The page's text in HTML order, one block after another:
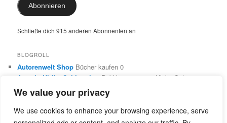
We value your privacy
We use cookies to enhance your browsing experience, serve
Abonnieren
Schließe dich 915 anderen Abonnenten an
BLOGROLL
Autorenwelt Shop Bücher kaufen 0
Autorin Ulrike Schimming
Publikationen von Ulrike Schimming
0
Dr. Ulrike SchimmingÜbersetzungen aus dem Italienischen
und Englischen 0